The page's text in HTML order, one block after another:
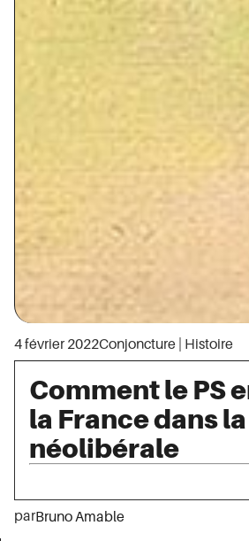
4 février 2022Conjoncture Histoire
Comment le PS
la France dans
néolibérale
parBruno Amable